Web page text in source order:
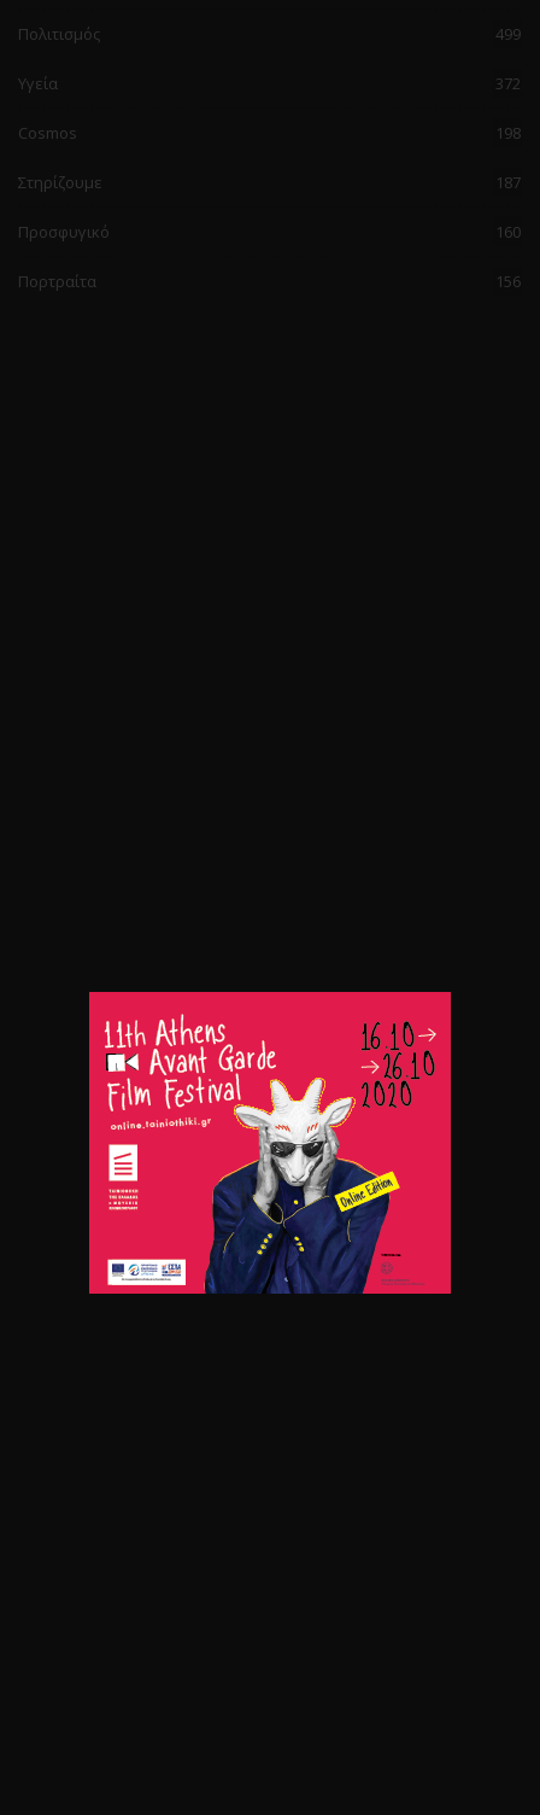
Πολιτισμός 499
Υγεία 372
Cosmos 198
Στηρίζουμε 187
Προσφυγικό 160
Πορτραίτα 156